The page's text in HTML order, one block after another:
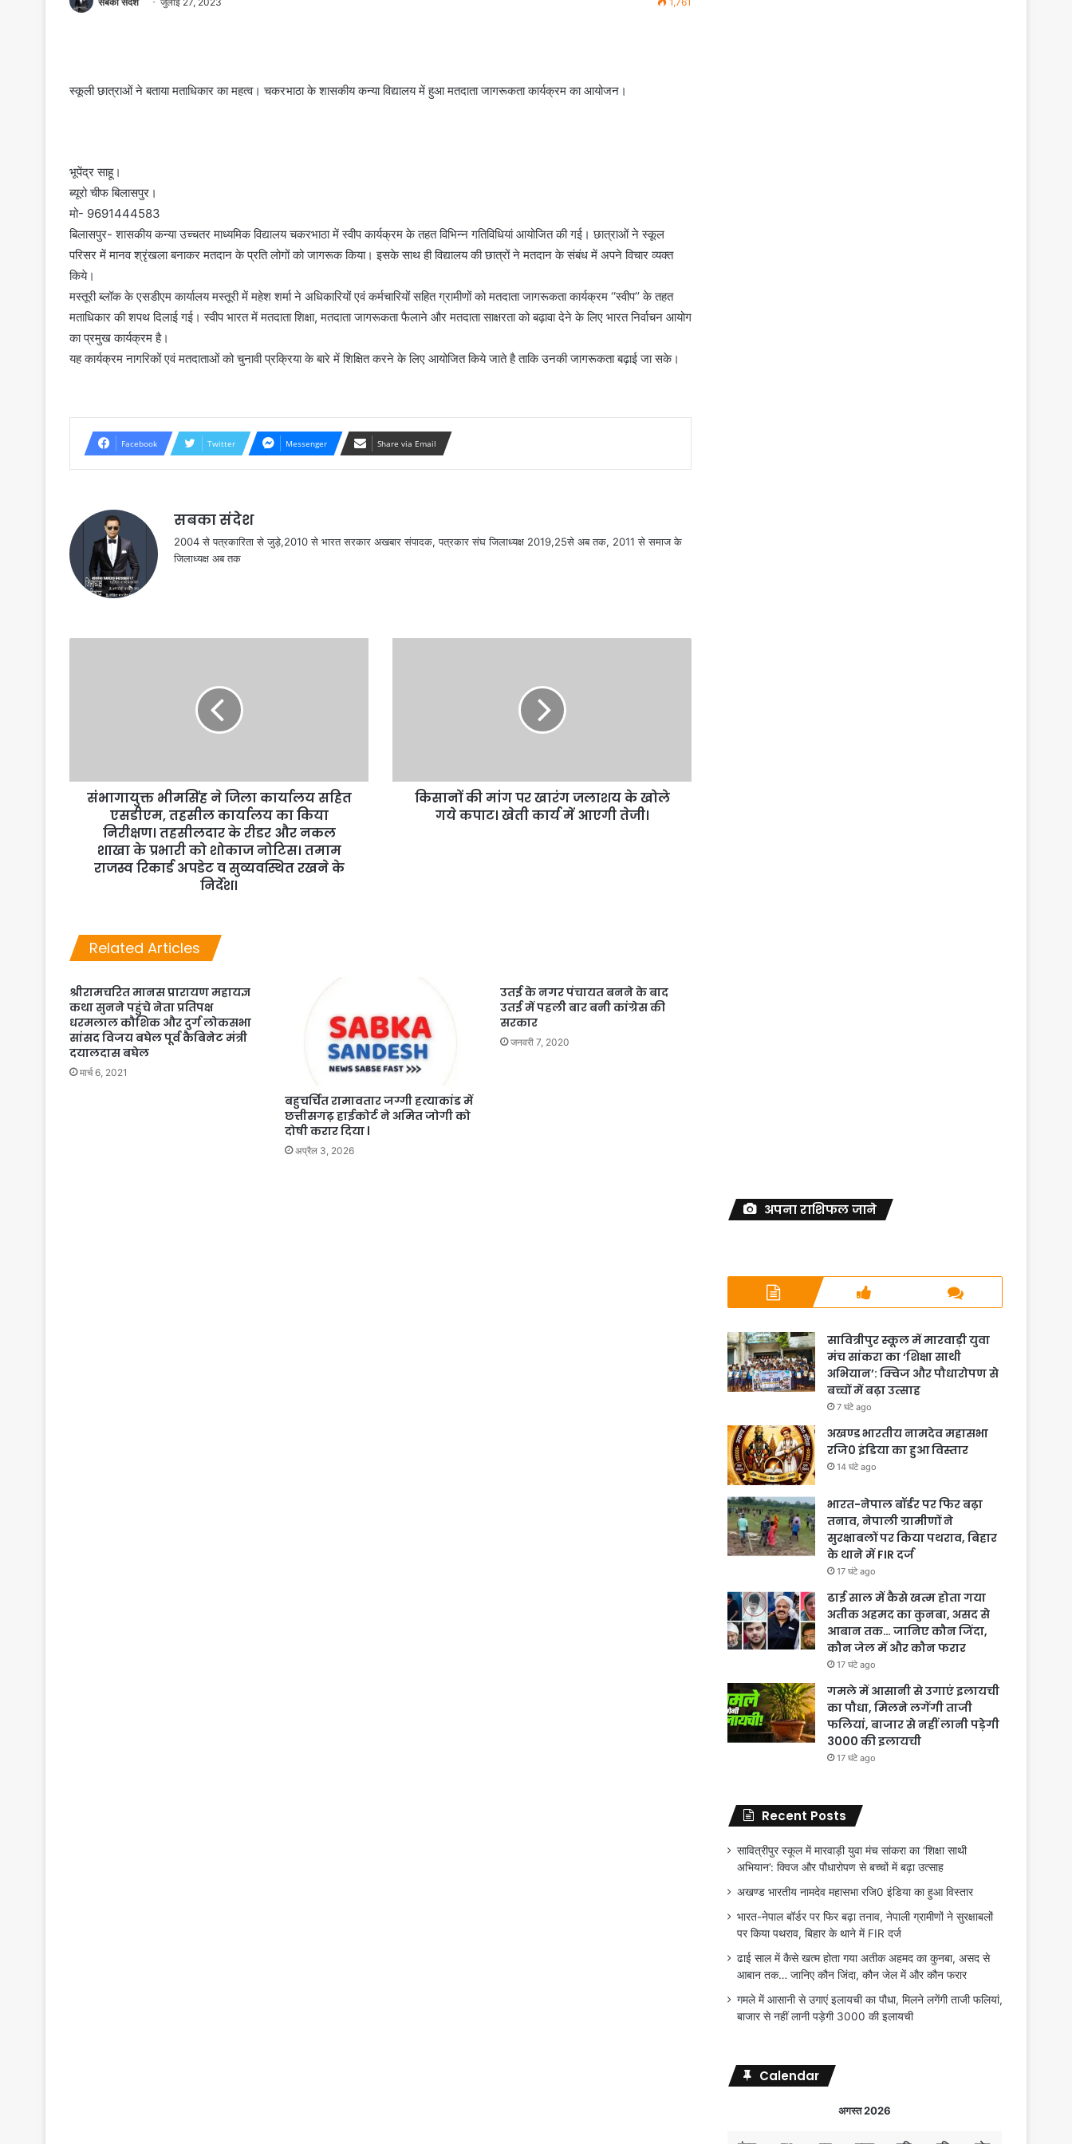
स्कूली छात्राओं ने बताया मताधिकार का महत्व। चकरभाठा के शासकीय कन्या विद्यालय में हुआ मतदाता जागरूकता कार्यक्रम का आयोजन।
भूपेंद्र साहू।
ब्यूरो चीफ बिलासपुर।
मो- 9691444583
बिलासपुर- शासकीय कन्या उच्चतर माध्यमिक विद्यालय चकरभाठा में स्वीप कार्यक्रम के तहत विभिन्न गतिविधियां आयोजित की गई। छात्राओं ने स्कूल
परिसर में मानव श्रृंखला बनाकर मतदान के प्रति लोगों को जागरूक किया। इसके साथ ही विद्यालय की छात्रों ने मतदान के संबंध में अपने विचार व्यक्त
किये।
मस्तूरी ब्लॉक के एसडीएम कार्यालय मस्तूरी में महेश शर्मा ने अधिकारियों एवं कर्मचारियों सहित ग्रामीणों को मतदाता जागरूकता कार्यक्रम ‘‘स्वीप’’ के तहत
मताधिकार की शपथ दिलाई गई। स्वीप भारत में मतदाता शिक्षा, मतदाता जागरूकता फैलाने और मतदाता साक्षरता को बढ़ावा देने के लिए भारत निर्वाचन आयोग
का प्रमुख कार्यक्रम है।
यह कार्यक्रम नागरिकों एवं मतदाताओं को चुनावी प्रक्रिया के बारे में शिक्षित करने के लिए आयोजित किये जाते है ताकि उनकी जागरूकता बढ़ाई जा सके।
Facebook Twitter Messenger Share via Email
सबका संदेश
2004 से पत्रकारिता से जुड़े,2010 से भारत सरकार अखबार संपादक, पत्रकार संघ जिलाध्यक्ष 2019,25से अब तक, 2011 से समाज के
जिलाध्यक्ष अब तक
संभागायुक्त भीमसिंह ने जिला कार्यालय सहित
एसडीएम, तहसील कार्यालय का किया
निरीक्षण। तहसीलदार के रीडर और नकल
शाखा के प्रभारी को शोकाज नोटिस। तमाम
राजस्व रिकार्ड अपडेट व सुव्यवस्थित रखने के
निर्देश।
किसानों की मांग पर खारंग जलाशय के खोले
गये कपाट। खेती कार्य में आएगी तेजी।
Related Articles
श्रीरामचरित मानस प्रारायण महायज्ञ
कथा सुनने पहुंचे नेता प्रतिपक्ष
धरमलाल कौशिक और दुर्ग लोकसभा
सांसद विजय बघेल पूर्व कैबिनेट मंत्री
दयालदास बघेल
मार्च 6, 2021
बहुचर्चित रामावतार जग्गी हत्याकांड में
छत्तीसगढ़ हाईकोर्ट ने अमित जोगी को
दोषी करार दिया l
अप्रैल 3, 2026
उतई के नगर पंचायत बनने के बाद
उतई में पहली बार बनी कांग्रेस की
सरकार
जनवरी 7, 2020
अपना राशिफल जाने
सावित्रीपुर स्कूल में मारवाड़ी युवा
मंच सांकरा का ‘शिक्षा साथी
अभियान’: क्विज और पौधारोपण से
बच्चों में बढ़ा उत्साह
7 घंटे ago
अखण्ड भारतीय नामदेव महासभा
रजि0 इंडिया का हुआ विस्तार
14 घंटे ago
भारत-नेपाल बॉर्डर पर फिर बढ़ा
तनाव, नेपाली ग्रामीणों ने
सुरक्षाबलों पर किया पथराव, बिहार
के थाने में FIR दर्ज
17 घंटे ago
ढाई साल में कैसे खत्म होता गया
अतीक अहमद का कुनबा, असद से
आबान तक… जानिए कौन जिंदा,
कौन जेल में और कौन फरार
17 घंटे ago
गमले में आसानी से उगाएं इलायची
का पौधा, मिलने लगेंगी ताजी
फलियां, बाजार से नहीं लानी पड़ेगी
3000 की इलायची
17 घंटे ago
Recent Posts
सावित्रीपुर स्कूल में मारवाड़ी युवा मंच सांकरा का ‘शिक्षा साथी
अभियान’: क्विज और पौधारोपण से बच्चों में बढ़ा उत्साह
अखण्ड भारतीय नामदेव महासभा रजि0 इंडिया का हुआ विस्तार
भारत-नेपाल बॉर्डर पर फिर बढ़ा तनाव, नेपाली ग्रामीणों ने सुरक्षाबलों
पर किया पथराव, बिहार के थाने में FIR दर्ज
ढाई साल में कैसे खत्म होता गया अतीक अहमद का कुनबा, असद से
आबान तक… जानिए कौन जिंदा, कौन जेल में और कौन फरार
गमले में आसानी से उगाएं इलायची का पौधा, मिलने लगेंगी ताजी फलियां,
बाजार से नहीं लानी पड़ेगी 3000 की इलायची
Calendar
अगस्त 2026